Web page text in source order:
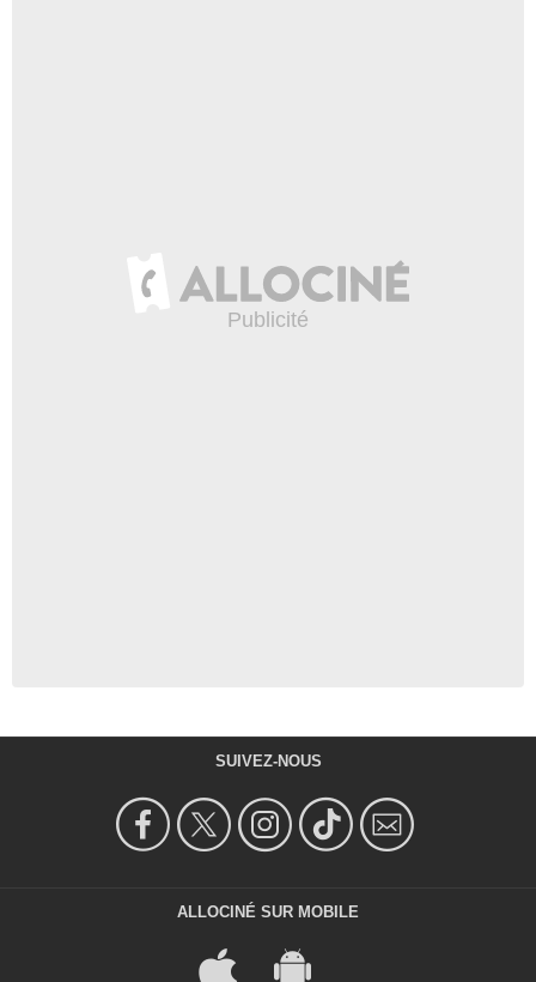
SUIVEZ-NOUS
ALLOCINÉ SUR MOBILE